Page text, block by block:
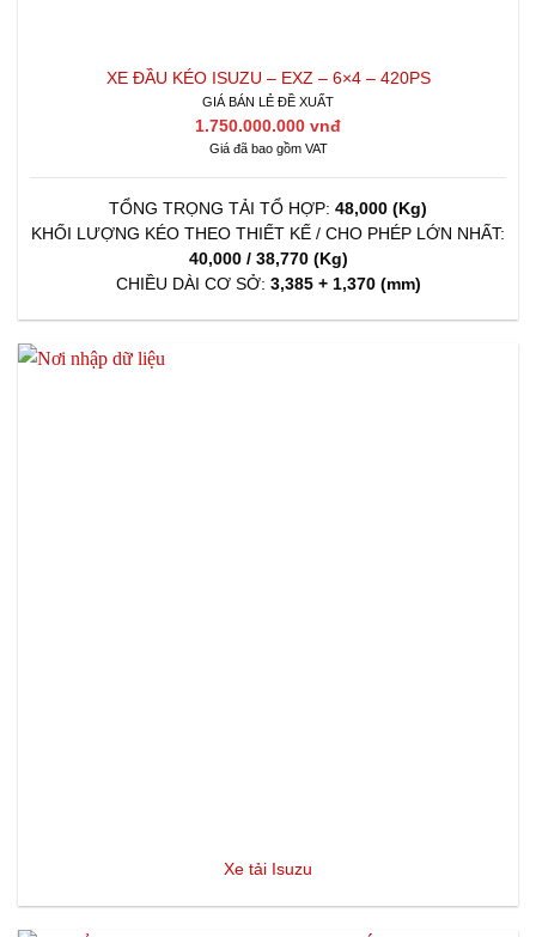
XE ĐẦU KÉO ISUZU – EXZ – 6×4 – 420PS
GIÁ BÁN LẺ ĐỀ XUẤT
1.750.000.000 vnđ
Giá đã bao gồm VAT
TỔNG TRỌNG TẢI TỔ HỢP: 48,000 (Kg)
KHỐI LƯỢNG KÉO THEO THIẾT KẾ / CHO PHÉP LỚN NHẤT:
40,000 / 38,770 (Kg)
CHIỀU DÀI CƠ SỞ: 3,385 + 1,370 (mm)
Xe tải Isuzu